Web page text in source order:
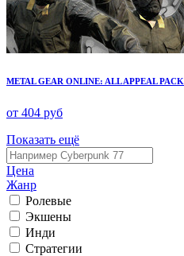
METAL GEAR ONLINE: ALL APPEAL PACK
от 404 руб
Показать ещё
Цена
Жанр
Ролевые
Экшены
Инди
Стратегии